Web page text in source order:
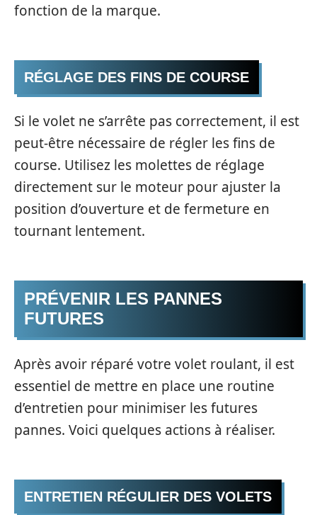
fonction de la marque.
RÉGLAGE DES FINS DE COURSE
Si le volet ne s’arrête pas correctement, il est
peut-être nécessaire de régler les fins de
course. Utilisez les molettes de réglage
directement sur le moteur pour ajuster la
position d’ouverture et de fermeture en
tournant lentement.
PRÉVENIR LES PANNES
FUTURES
Après avoir réparé votre volet roulant, il est
essentiel de mettre en place une routine
d’entretien pour minimiser les futures
pannes. Voici quelques actions à réaliser.
ENTRETIEN RÉGULIER DES VOLETS